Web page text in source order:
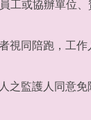
工或協辦單位
視同陪跑，工
之監護人同意